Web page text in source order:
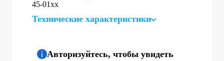
45-01хх
Технические характеристики
Авторизуйтесь, чтобы увидеть